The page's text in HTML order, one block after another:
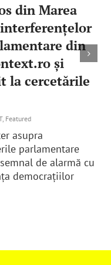
din Marea
din
şi
la cercetările
Featured
asupra
parlamentare
de alarmă cu
democraţiilor